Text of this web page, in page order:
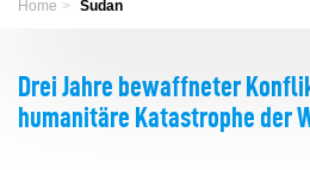
Home Sudan
Drei Jahre bewaffneter
humanitäre Katastrophe der